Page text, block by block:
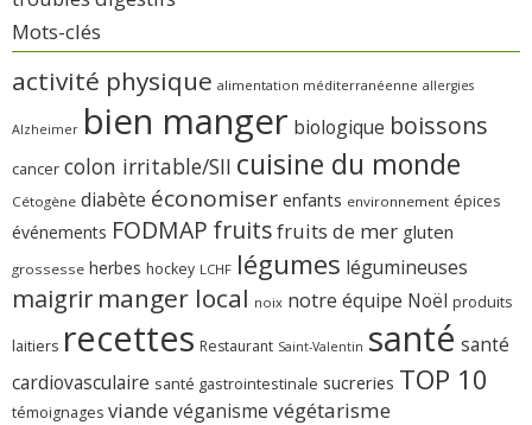
Mots-clés
activité physique alimentation méditerranéenne allergies
Alzheimer bien manger biologique boissons
cancer colon irritable/SII cuisine du monde
Cétogène diabète économiser enfants environnement épices
événements FODMAP fruitsfruits de mer gluten
grossesse herbes hockey LCHF légumes légumineuses
maigrir manger local noix notre équipe Noël produits
laitiers recettes Restaurant Saint-Valentin santé santé
cardiovasculaire santé gastrointestinale sucreries TOP 10
témoignages viande véganisme végétarisme